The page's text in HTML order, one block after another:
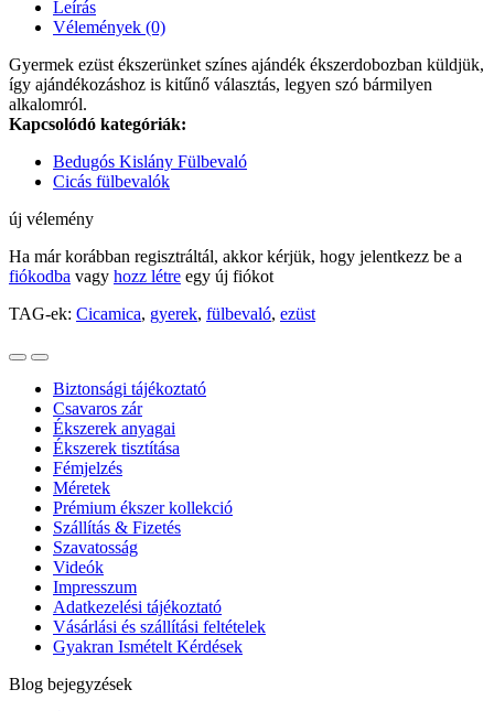
Leírás
Vélemények (0)
Gyermek ezüst ékszerünket színes ajándék ékszerdobozban küldjük,
így ajándékozáshoz is kitűnő választás, legyen szó bármilyen
alkalomról.
Kapcsolódó kategóriák:
Bedugós Kislány Fülbevaló
Cicás fülbevalók
új vélemény
Ha már korábban regisztráltál, akkor kérjük, hogy jelentkezz be a
fiókodba vagy hozz létre egy új fiókot
TAG-ek: Cicamica, gyerek, fülbevaló, ezüst
Biztonsági tájékoztató
Csavaros zár
Ékszerek anyagai
Ékszerek tisztítása
Fémjelzés
Méretek
Prémium ékszer kollekció
Szállítás & Fizetés
Szavatosság
Videók
Impresszum
Adatkezelési tájékoztató
Vásárlási és szállítási feltételek
Gyakran Ismételt Kérdések
Blog bejegyzések